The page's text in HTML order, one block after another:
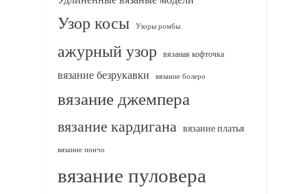
Узор косы Узоры ромбы
ажурный узор вязаная кофточка
вязание безрукавки вязание болеро
вязание джемпера
вязание кардигана вязание платья
вязание пончо
вязание пуловера